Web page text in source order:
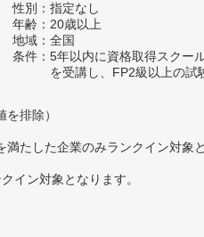
性別：指定なし
年齢：20歳以上
地域：全国
条件：5年以内に資格取得スクー
を受講し、FP2級以上の試
排除）
たした企業のみランクイン対象
イン対象となります。